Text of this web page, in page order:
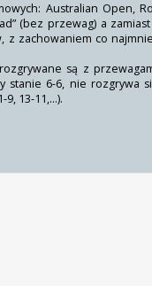
Australian Open,
(bez przewag) a
z zachowaniem co
są z
stanie 6-6, nie rozgrywa
9, 13-11,…).